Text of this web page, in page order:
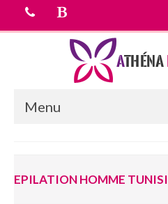
Menu
chirurgie esthetique
EPILATION HOMME